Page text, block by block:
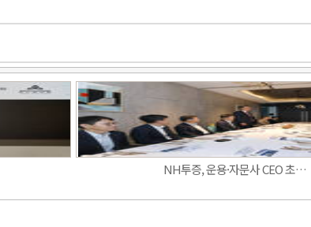
NH투증, 운용·자문사 CEO 초…